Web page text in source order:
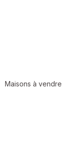
Maisons à vendre